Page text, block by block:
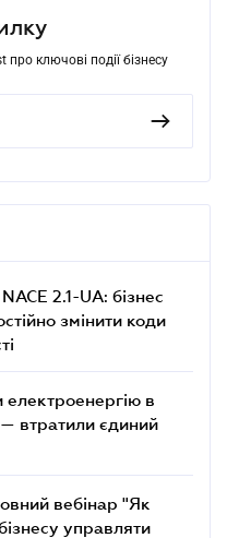
ключові події бізнесу
2.1-UA: бізнес
змінити коди
в
втратили єдиний
вебінар "Як
управляти